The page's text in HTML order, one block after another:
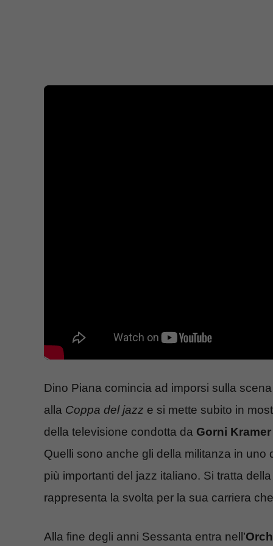
Dino Piana comincia ad imporsi sulla
alla Coppa del jazz e si mette subito in
della televisione condotta da Gorni Kramer
Quelli sono anche gli della militanza in uno
più importanti del jazz italiano. Si tratta
rappresenta la svolta per la sua carriera
Alla fine degli anni Sessanta entra nell’